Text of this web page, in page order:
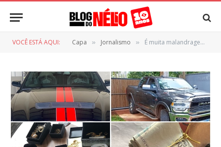
VOCÊ ESTÁ AQUI: Capa » Jornalismo » É muita malandragem! Operação Alumidas apreende 23 veículos avaliados em R$ 4,5 milhões